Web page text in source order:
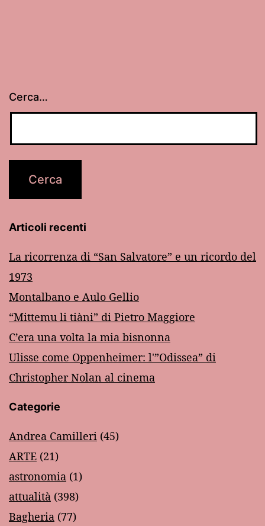
Cerca…
Articoli recenti
La ricorrenza di “San Salvatore” e un ricordo del
1973
Montalbano e Aulo Gellio
“Mittemu li tiàni” di Pietro Maggiore
C’era una volta la mia bisnonna
Ulisse come Oppenheimer: l'”Odissea” di
Christopher Nolan al cinema
Categorie
Andrea Camilleri (45)
ARTE (21)
astronomia (1)
attualità (398)
Bagheria (77)